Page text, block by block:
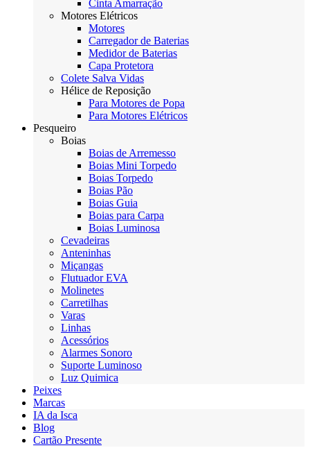
Cinta Amarração
Motores Elétricos
Motores
Carregador de Baterias
Medidor de Baterias
Capa Protetora
Colete Salva Vidas
Hélice de Reposição
Para Motores de Popa
Para Motores Elétricos
Pesqueiro
Boias
Boias de Arremesso
Boias Mini Torpedo
Boias Torpedo
Boias Pão
Boias Guia
Boias para Carpa
Boias Luminosa
Cevadeiras
Anteninhas
Miçangas
Flutuador EVA
Molinetes
Carretilhas
Varas
Linhas
Acessórios
Alarmes Sonoro
Suporte Luminoso
Luz Quimica
Peixes
Marcas
IA da Isca
Blog
Cartão Presente